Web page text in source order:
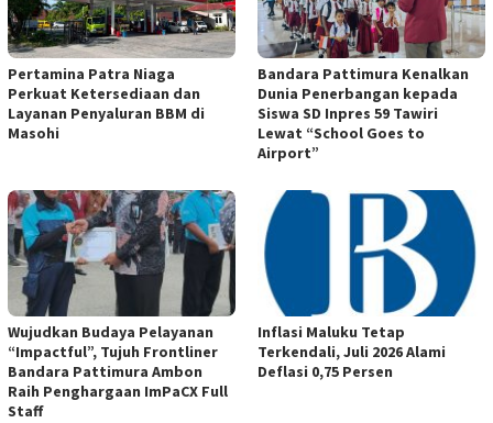
Pertamina Patra Niaga
Perkuat Ketersediaan dan
Layanan Penyaluran BBM di
Masohi
Bandara Pattimura Kenalkan
Dunia Penerbangan kepada
Siswa SD Inpres 59 Tawiri
Lewat “School Goes to
Airport”
Wujudkan Budaya Pelayanan
“Impactful”, Tujuh Frontliner
Bandara Pattimura Ambon
Raih Penghargaan ImPaCX Full
Staff
Inflasi Maluku Tetap
Terkendali, Juli 2026 Alami
Deflasi 0,75 Persen